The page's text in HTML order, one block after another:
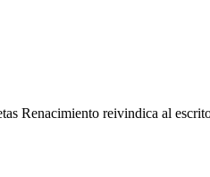
Renacimiento reivindica al